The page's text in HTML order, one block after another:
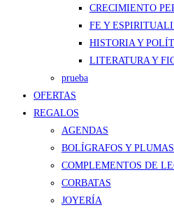
CRECIMIENTO
FE Y
HISTORIA Y
LITERATURA Y
prueba
OFERTAS
REGALOS
AGENDAS
BOLÍGRAFOS Y PLUMAS
COMPLEMENTOS DE
CORBATAS
JOYERÍA